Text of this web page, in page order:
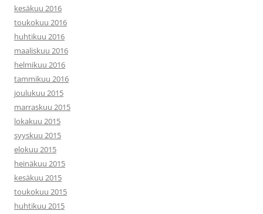
kesäkuu 2016
toukokuu 2016
huhtikuu 2016
maaliskuu 2016
helmikuu 2016
tammikuu 2016
joulukuu 2015
marraskuu 2015
lokakuu 2015
syyskuu 2015
elokuu 2015
heinäkuu 2015
kesäkuu 2015
toukokuu 2015
huhtikuu 2015